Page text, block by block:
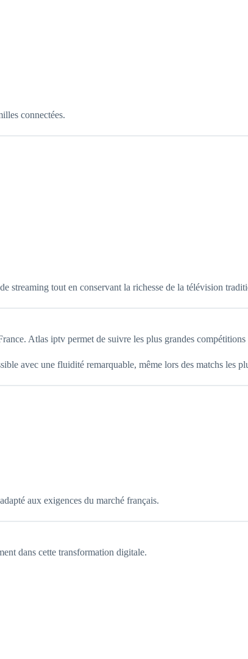
connectées.
streaming tout en conservant la richesse de la télévision
Atlas iptv permet de suivre les plus grandes
avec une fluidité remarquable, même lors des matchs les
aux exigences du marché français.
dans cette transformation digitale.